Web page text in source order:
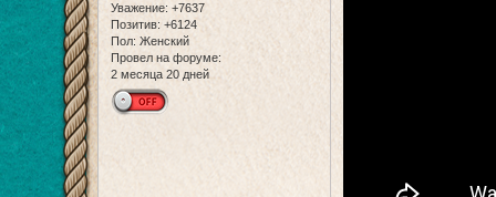
Уважение: +7637
Позитив: +6124
Пол: Женский
Провел на форуме:
2 месяца 20 дней